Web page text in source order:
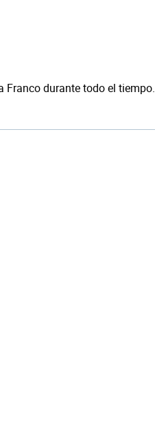
Franco durante todo el tiempo.